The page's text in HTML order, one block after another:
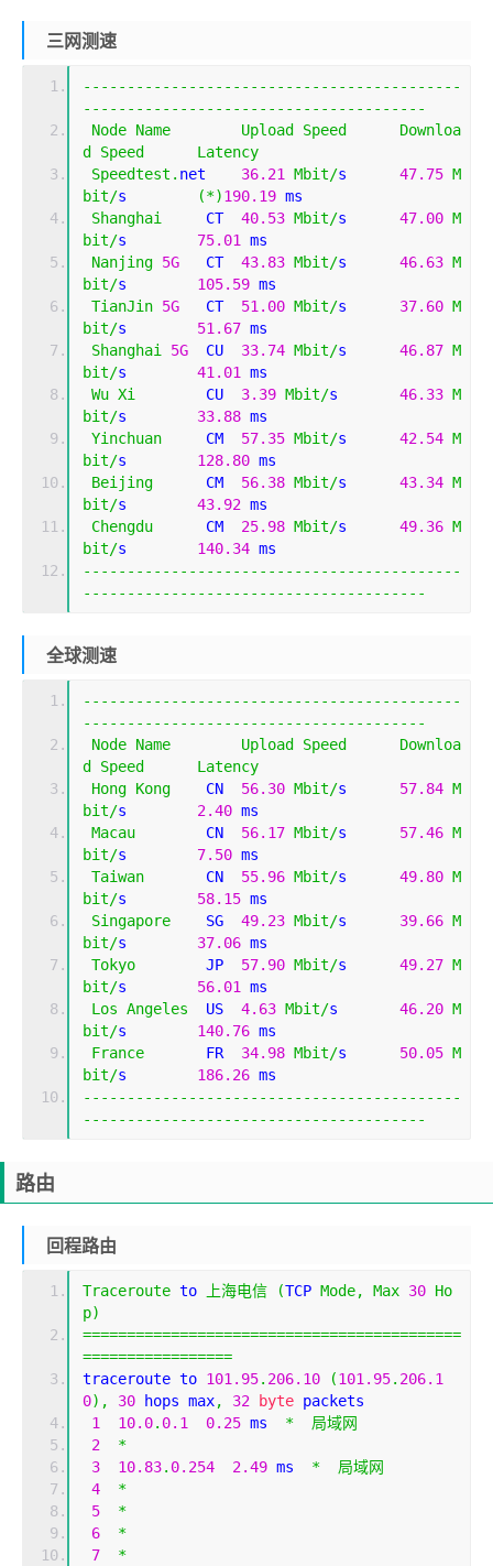
三网测速
-------------------------------------------
---------------------------------------
Node Name Upload Speed
Downloa
d
Speed
Latency
Speedtest . net 36.21 Mbit/s 47.75 M
bit/s (*)190.19
Shanghai
     CT
40.53 Mbit/s 47.00 M
bit/s 75.01
Nanjing 5G
   CT
43.83 Mbit/s 46.63 M
bit/s 105.59
TianJin 5G
   CT
51.00 Mbit/s 37.60 M
bit/s 51.67
Shanghai 5G
  CU
33.74 Mbit/s 46.87 M
bit/s 41.01
Wu Xi
        CU
3.39 Mbit/s 46.33 M
bit/s 33.88
Yinchuan
     CM
57.35 Mbit/s 42.54 M
bit/s 128.80
Beijing
      CM
56.38 Mbit/s 43.34 M
bit/s 43.92
Chengdu
      CM
25.98 Mbit/s 49.36 M
bit/s 140.34
-------------------------------------------
---------------------------------------
全球测速
-------------------------------------------
---------------------------------------
Node Name Upload Speed
Downloa
d
Speed
Latency
Hong Kong
    CN
56.30 Mbit/s 57.84 M
bit/s 2.40
Macau
        CN
56.17 Mbit/s 57.46 M
bit/s 7.50
Taiwan
       CN
55.96 Mbit/s 49.80 M
bit/s 58.15
Singapore
    SG
49.23 Mbit/s 39.66 M
bit/s 37.06
Tokyo
        JP
57.90 Mbit/s 49.27 M
bit/s 56.01
Los Angeles
  US
4.63 Mbit/s 46.20 M
bit/s 140.76
France
       FR
34.98 Mbit/s 50.05 M
bit/s 186.26
-------------------------------------------
---------------------------------------
路由
回程路由
Traceroute to 上海电信 (TCP Mode, Max 30 Ho
p)
===========================================
=================
traceroute to 101.95. 206.10 (101.95. 206.1
0), 30 hops max, 32 byte packets
1
10.0. 0.1 0.25 ms *
局域网
2
*
3
10.83. 0.254 2.49 ms *
局域网
4
*
5
*
6
*
7
*